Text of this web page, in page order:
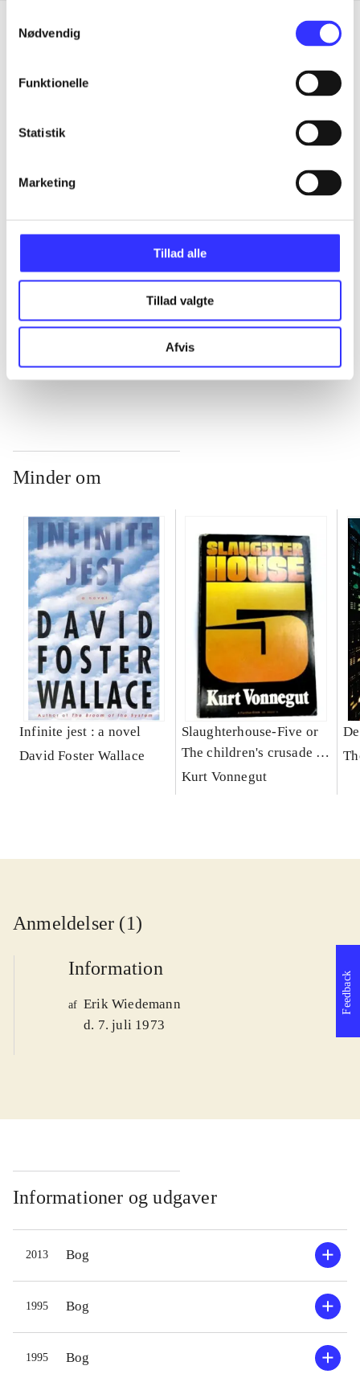
Nødvendig
Funktionelle
Statistik
Marketing
Tillad alle
Tillad valgte
Afvis
Artikler
Minder om
Infinite jest : a novel
David Foster Wallace
Slaughterhouse-Five or
The children's crusade : a
duty-dance with death
Kurt Vonnegut
Anmeldelser (1)
Information
af Erik Wiedemann
d. 7. juli 1973
Informationer og udgaver
2013 Bog
1995 Bog
1995 Bog
Feedback